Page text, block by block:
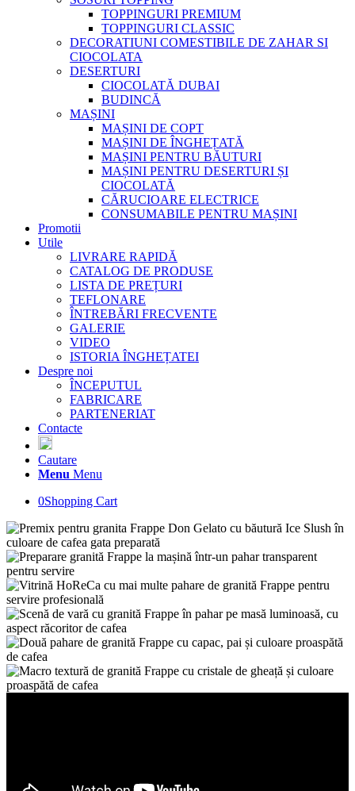
TOPPINGURI PREMIUM
TOPPINGURI CLASSIC
DECORATIUNI COMESTIBILE DE ZAHAR SI
CIOCOLATA
DESERTURI
CIOCOLATĂ DUBAI
BUDINCĂ
MAȘINI
MAȘINI DE COPT
MAȘINI DE ÎNGHEȚATĂ
MAȘINI PENTRU BĂUTURI
MAȘINI PENTRU DESERTURI ȘI
CIOCOLATĂ
CĂRUCIOARE ELECTRICE
CONSUMABILE PENTRU MAȘINI
Promotii
Utile
LIVRARE RAPIDĂ
CATALOG DE PRODUSE
LISTA DE PREȚURI
TEFLONARE
ÎNTREBĂRI FRECVENTE
GALERIE
VIDEO
ISTORIA ÎNGHEȚATEI
Despre noi
ÎNCEPUTUL
FABRICARE
PARTENERIAT
Contacte
Cautare
Menu Menu
0Shopping Cart